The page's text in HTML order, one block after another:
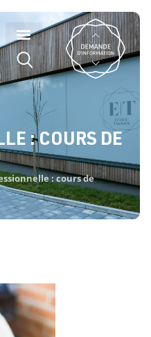
: COURS DE
: cours de